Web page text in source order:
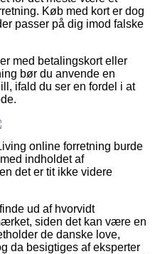
Køb med kort er dog
passer på dig imod falske
med betalingskort eller
bør du anvende en
ifald du ser en fordel i at
online forretning burde
indholdet af
det er tit ikke videre
ud af hvorvidt
siden det kan være en
de danske love,
da besigtiges af eksperter